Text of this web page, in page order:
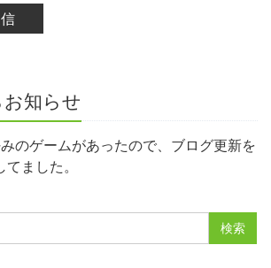
知らせ
のゲームがあったので、ブログ更新を
ました。